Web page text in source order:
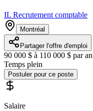
IL Recrutement comptable
Montréal
Partager l'offre d'emploi
90 000 $ à 110 000 $ par an
Temps plein
Postuler pour ce poste
Salaire